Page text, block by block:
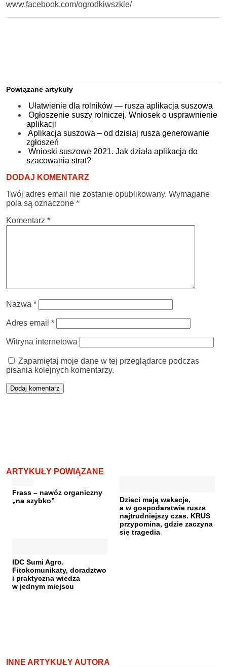
www.facebook.com/ogrodkiwszkle/
Powiązane artykuły
Ułatwienie dla rolników — rusza aplikacja suszowa
Ogłoszenie suszy rolniczej. Wniosek o usprawnienie
aplikacji
Aplikacja suszowa – od dzisiaj rusza generowanie
zgłoszeń
Wnioski suszowe 2021. Jak działa aplikacja do
szacowania strat?
DODAJ KOMENTARZ
Twój adres email nie zostanie opublikowany. Wymagane
pola są oznaczone *
Komentarz *
Nazwa *
Adres email *
Witryna internetowa
Zapamiętaj moje dane w tej przeglądarce podczas
pisania kolejnych komentarzy.
ARTYKUŁY POWIĄZANE
Frass – nawóz organiczny
„na szybko”
Dzieci mają wakacje,
a w gospodarstwie rusza
najtrudniejszy czas. KRUS
przypomina, gdzie zaczyna
się tragedia
IDC Sumi Agro.
Fitokomunikaty, doradztwo
i praktyczna wiedza
w jednym miejscu
INNE ARTYKUŁY AUTORA